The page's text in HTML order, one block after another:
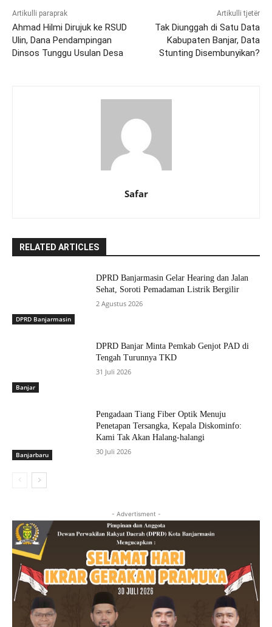
Artikulli paraprak
Ahmad Hilmi Dirujuk ke RSUD
Ulin, Dana Pendampingan
Dinsos Tunggu Usulan Desa
Artikulli tjetër
Tak Diunggah di Satu Data
Kabupaten Banjar, Data
Stunting Disembunyikan?
Safar
RELATED ARTICLES
DPRD Banjarmasin
DPRD Banjarmasin Gelar Hearing dan Jalan
Sehat, Soroti Pemadaman Listrik Bergilir
2 Agustus 2026
Banjar
DPRD Banjar Minta Pemkab Genjot PAD di
Tengah Turunnya TKD
31 Juli 2026
Banjarbaru
Pengadaan Tiang Fiber Optik Menuju
Penetapan Tersangka, Kepala Diskominfo:
Kami Tak Akan Halang-halangi
30 Juli 2026
- Advertisment -